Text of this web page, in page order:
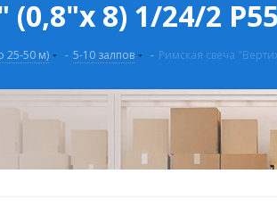
8) 1/24/2
25-50 м) - 5-10 залпов - Римская свеча